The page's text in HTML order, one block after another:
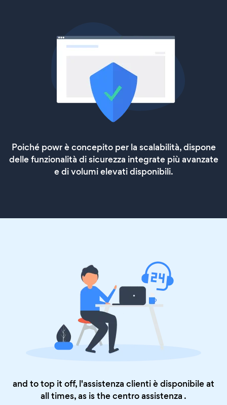
Poiché powr è concepito per la scalabilità, dispone
delle funzionalità di sicurezza integrate più avanzate
e di volumi elevati disponibili.
and to top it off, l'assistenza clienti è disponibile at
all times, as is thecentro assistenza .